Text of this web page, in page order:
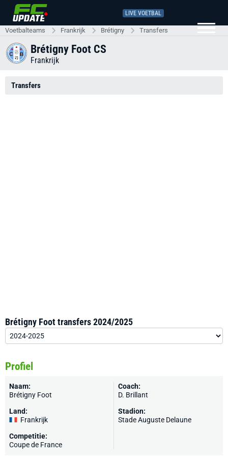
LIVE VOETBAL
Voetbalteams Frankrijk Brétigny Transfers
Brétigny Foot CS
Frankrijk
Transfers
Brétigny Foot transfers 2024/2025
Profiel
Naam:
Brétigny Foot
Land:
Frankrijk
Competitie:
Coupe de France
Coach:
D. Brillant
Stadion:
Stade Auguste Delaune